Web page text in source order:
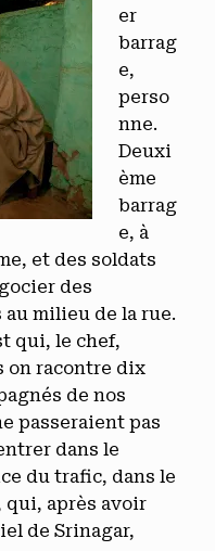
er
barrag
e,
perso
nne.
Deuxi
ème
barrag
e, à
et des soldats
des
milieu de la rue.
qui, le chef,
on racontre dix
de nos
passeraient pas
dans le
du trafic, dans le
qui, après avoir
de Srinagar,